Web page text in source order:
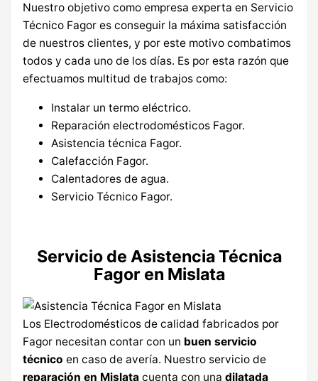
Nuestro objetivo como empresa experta en Servicio
Técnico Fagor es conseguir la máxima satisfacción
de nuestros clientes, y por este motivo combatimos
todos y cada uno de los días. Es por esta razón que
efectuamos multitud de trabajos como:
Instalar un termo eléctrico.
Reparación electrodomésticos Fagor.
Asistencia técnica Fagor.
Calefacción Fagor.
Calentadores de agua.
Servicio Técnico Fagor.
Servicio de Asistencia Técnica
Fagor en Mislata
Los Electrodomésticos de calidad fabricados por
Fagor necesitan contar con un buen servicio
técnico en caso de avería. Nuestro servicio de
reparación en Mislatacuenta con una dilatada